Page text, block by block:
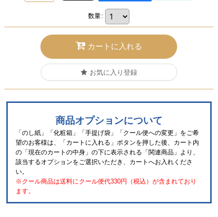
数量:
カートに入れる
お気に入り登録
商品オプションについて
「のし紙」「化粧箱」「手提げ袋」「クール便への変更」をご希
望のお客様は、「カートに入れる」ボタンを押した後、カート内
の「現在のカートの中身」の下に表示される「関連商品」より、
該当するオプションをご選択いただき、カートへお入れくださ
い。
※クール商品は送料にクール便代330円（税込）が含まれており
ます。